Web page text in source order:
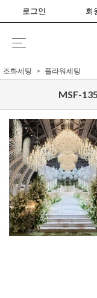
로그인 회
조화세팅 플라워세팅
MSF-